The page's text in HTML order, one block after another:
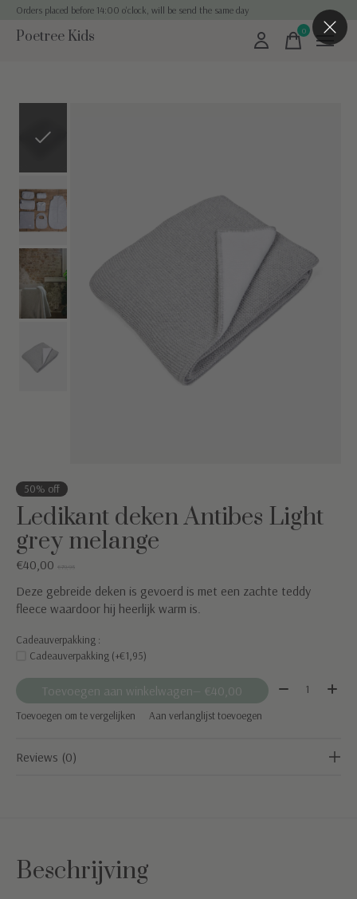
Orders placed before 14:00 o'clock, will be send the same day
Poetree Kids 0items
50% off
Ledikant deken Antibes Light
grey melange
€40,00 €79,95
Deze gebreide deken is gevoerd is met een zachte teddy
fleece waardoor hij heerlijk warm is.
Cadeauverpakking :
Cadeauverpakking (+€1,95)
Toevoegen aan winkelwagen — €40,00 Aantal:
Toevoegen om te vergelijken Aan verlanglijst toevoegen
Reviews (0)
Beschrijving